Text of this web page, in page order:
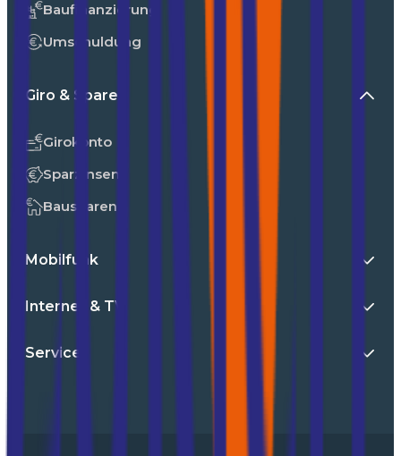
Baufinanzierung
Umschuldung
Giro & Sparen
Girokonto
Sparzinsen
Bausparen
Mobilfunk
Internet & TV
Service